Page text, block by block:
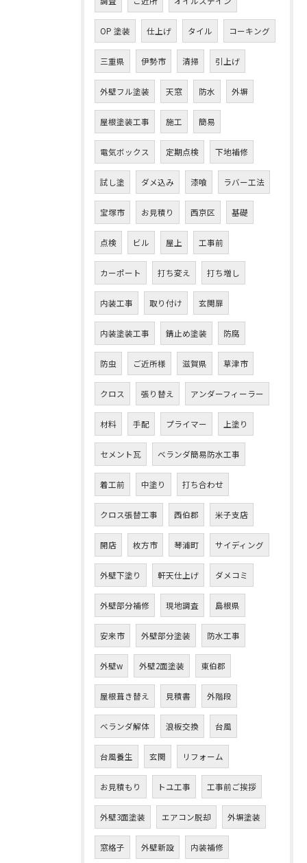
OP 塗装 仕上げ タイル コーキング
三重県 伊勢市 清掃 引上げ
外壁フル塗装 天窓 防水 外塀
屋根塗装工事 施工 簡易
電気ボックス 定期点検 下地補修
試し塗 ダメ込み 漆喰 ラバー工法
宝塚市 お見積り 西京区 基礎
点検 ビル 屋上 工事前
カーポート 打ち変え 打ち増し
内装工事 取り付け 玄関扉
内装塗装工事 錆止め塗装 防腐
防虫 ご近所様 滋賀県 草津市
クロス 張り替え アンダーフィーラー
材料 手配 プライマー 上塗り
セメント瓦 ベランダ簡易防水工事
着工前 中塗り 打ち合わせ
クロス張替工事 西伯郡 米子支店
開店 枚方市 琴浦町 サイディング
外壁下塗り 軒天仕上げ ダメコミ
外壁部分補修 現地調査 島根県
安来市 外壁部分塗装 防水工事
外壁w 外壁2面塗装 東伯郡
屋根葺き替え 見積書 外階段
ベランダ解体 浪板交換 台風
台風養生 玄関 リフォーム
お見積もり トユ工事 工事前ご挨拶
外壁3面塗装 エアコン脱却 外塀塗装
窓格子 外壁新設 内装補修
お問い合わせはこちら